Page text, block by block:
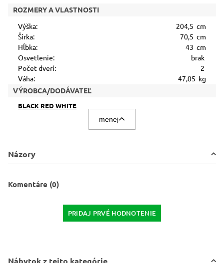
ROZMERY A VLASTNOSTI
Výška:
204,5 cm
Šírka:
70,5 cm
Hĺbka:
43 cm
Osvetlenie:
brak
Počet dverí:
2
Váha:
47,05 kg
VÝROBCA/DODÁVATEĽ
BLACK RED WHITE
menej
Názory
Komentáre (0)
PRIDAJ PRVÉ HODNOTENIE
Nábytok z tejto kategórie